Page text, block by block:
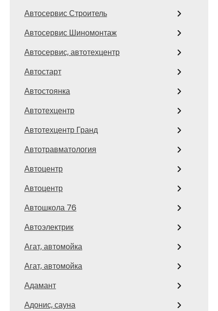
Автосервис Строитель
Автосервис Шиномонтаж
Автосервис, автотехцентр
Автостарт
Автостоянка
Автотехцентр
Автотехцентр Гранд
Автотравматология
Автоцентр
Автоцентр
Автошкола 76
Автоэлектрик
Агат, автомойка
Агат, автомойка
Адамант
Адонис, сауна